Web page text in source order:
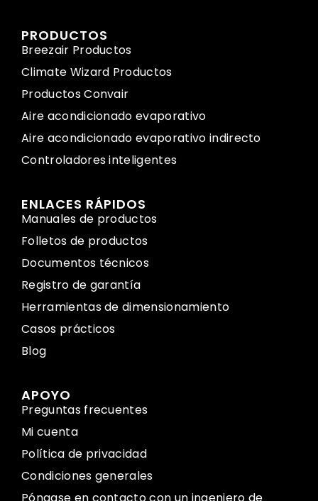
PRODUCTOS
Breezair Productos
Climate Wizard Productos
Productos Convair
Aire acondicionado evaporativo
Aire acondicionado evaporativo indirecto
Controladores inteligentes
ENLACES RÁPIDOS
Manuales de productos
Folletos de productos
Documentos técnicos
Registro de garantía
Herramientas de dimensionamiento
Casos prácticos
Blog
APOYO
Preguntas frecuentes
Mi cuenta
Política de privacidad
Condiciones generales